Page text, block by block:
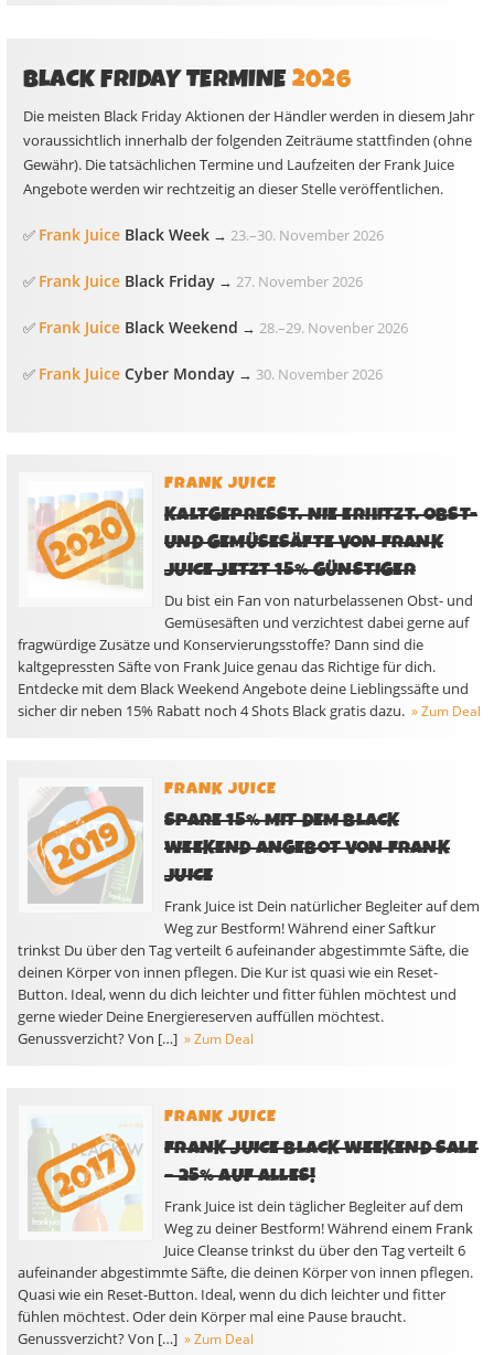
BLACK FRIDAY TERMINE2026
Die meisten Black Friday Aktionen der Händler werden in diesem Jahr
voraussichtlich innerhalb der folgenden Zeiträume stattfinden (ohne
Gewähr). Die tatsächlichen Termine und Laufzeiten der Frank Juice
Angebote werden wir rechtzeitig an dieser Stelle veröffentlichen.
✅ Frank Juice Black Week → 23.–30. November 2026
✅ Frank Juice Black Friday → 27. November 2026
✅ Frank Juice Black Weekend → 28.–29. Novenber 2026
✅ Frank Juice Cyber Monday → 30. November 2026
FRANK JUICE
KALTGEPRESST. NIE ERHITZT. OBST-
UND GEMÜSESÄFTE VON FRANK
JUICE JETZT 15% GÜNSTIGER
Du bist ein Fan von naturbelassenen Obst- und
Gemüsesäften und verzichtest dabei gerne auf
fragwürdige Zusätze und Konservierungsstoffe? Dann sind die
kaltgepressten Säfte von Frank Juice genau das Richtige für dich.
Entdecke mit dem Black Weekend Angebote deine Lieblingssäfte und
sicher dir neben 15% Rabatt noch 4 Shots Black gratis dazu. » Zum Deal
FRANK JUICE
SPARE 15% MIT DEM BLACK
WEEKEND ANGEBOT VON FRANK
JUICE
Frank Juice ist Dein natürlicher Begleiter auf dem
Weg zur Bestform! Während einer Saftkur
trinkst Du über den Tag verteilt 6 aufeinander abgestimmte Säfte, die
deinen Körper von innen pflegen. Die Kur ist quasi wie ein Reset-
Button. Ideal, wenn du dich leichter und fitter fühlen möchtest und
gerne wieder Deine Energiereserven auffüllen möchtest.
Genussverzicht? Von […] » Zum Deal
FRANK JUICE
FRANK JUICE BLACK WEEKEND SALE
– 25% AUF ALLES!
Frank Juice ist dein täglicher Begleiter auf dem
Weg zu deiner Bestform! Während einem Frank
Juice Cleanse trinkst du über den Tag verteilt 6
aufeinander abgestimmte Säfte, die deinen Körper von innen pflegen.
Quasi wie ein Reset-Button. Ideal, wenn du dich leichter und fitter
fühlen möchtest. Oder dein Körper mal eine Pause braucht.
Genussverzicht? Von […] » Zum Deal